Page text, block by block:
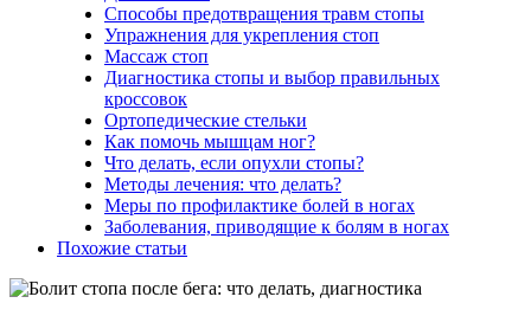
Способы предотвращения травм стопы
Упражнения для укрепления стоп
Массаж стоп
Диагностика стопы и выбор правильных
кроссовок
Ортопедические стельки
Как помочь мышцам ног?
Что делать, если опухли стопы?
Методы лечения: что делать?
Меры по профилактике болей в ногах
Заболевания, приводящие к болям в ногах
Похожие статьи